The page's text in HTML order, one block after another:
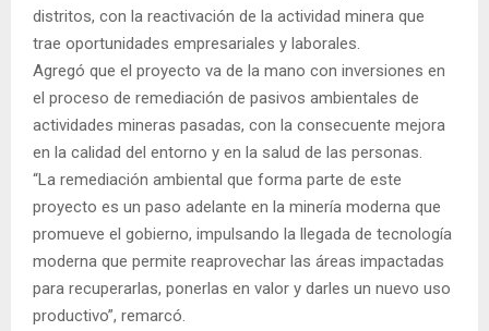
distritos, con la reactivación de la actividad minera que
trae oportunidades empresariales y laborales.
Agregó que el proyecto va de la mano con inversiones en
el proceso de remediación de pasivos ambientales de
actividades mineras pasadas, con la consecuente mejora
en la calidad del entorno y en la salud de las personas.
“La remediación ambiental que forma parte de este
proyecto es un paso adelante en la minería moderna que
promueve el gobierno, impulsando la llegada de tecnología
moderna que permite reaprovechar las áreas impactadas
para recuperarlas, ponerlas en valor y darles un nuevo uso
productivo”, remarcó.